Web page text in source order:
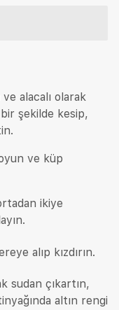
ve alacalı olarak
şekilde kesip,
ve küp
ikiye
alıp kızdırın.
sudan çıkartın,
altın rengi